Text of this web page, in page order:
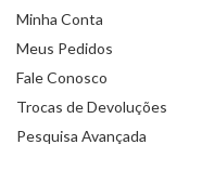
Minha Conta
Meus Pedidos
Fale Conosco
Trocas de Devoluções
Pesquisa Avançada